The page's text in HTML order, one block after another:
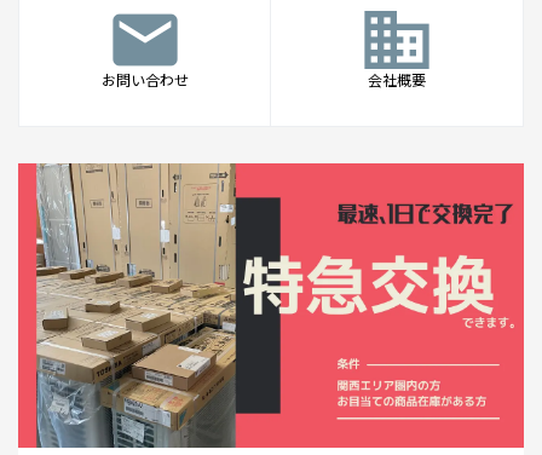
mail
お問い合わせ
business
会社概要